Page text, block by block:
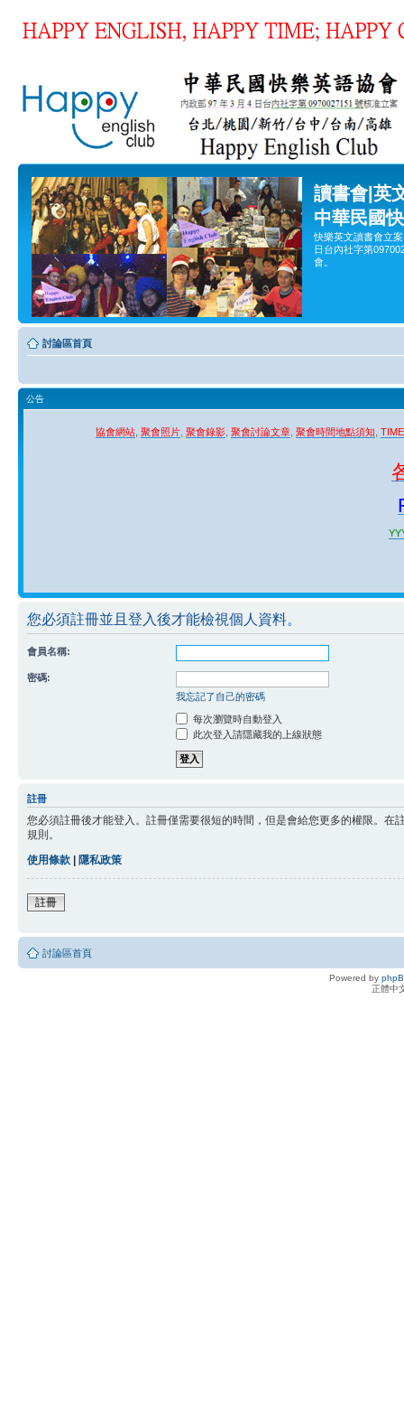
讀書會|英
中華民國
快樂英文讀書會立
日台內社字第
會。
討論區首頁
公告
協會網站 聚會照片 聚會錄影 聚會討論文章 聚會時間地點須知
您必須註冊並且登入後才能檢視個人資料。
會員名稱:
密碼:
我忘記了自己的密碼
每次瀏覽時自動登入
此次登入請隱藏我的上線狀態
註冊
您必須註冊後才能登入。註冊僅需要很短的時間，但是會給您更多的權限。
規則。
使用條款 | 隱私政策
註冊
討論區首頁
Powered by
正體中